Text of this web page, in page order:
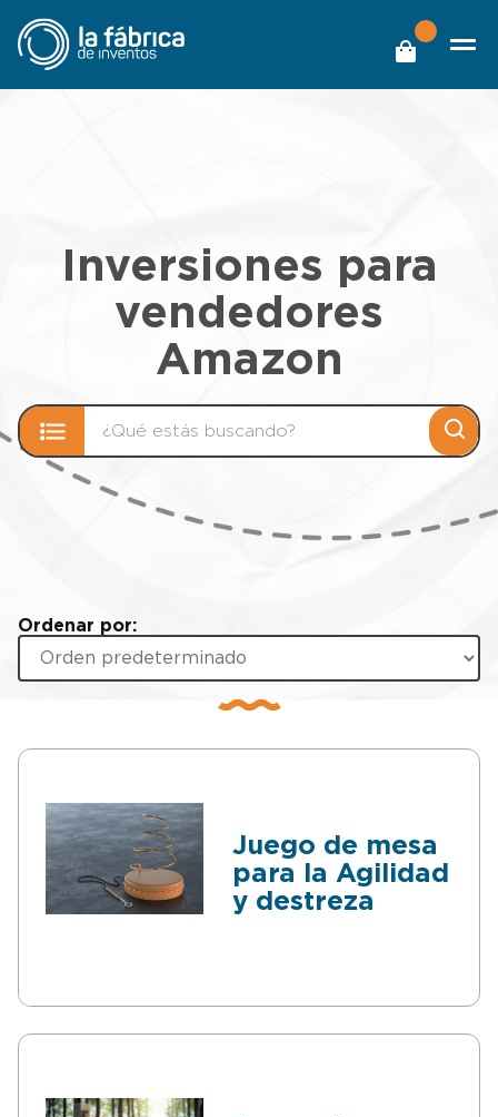
Inversiones para
vendedores
Amazon
Ordenar por:
Juego de mesa
para la Agilidad
y destreza